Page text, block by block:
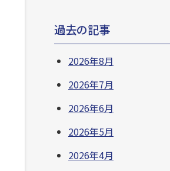
過去の記事
2026年8月
2026年7月
2026年6月
2026年5月
2026年4月